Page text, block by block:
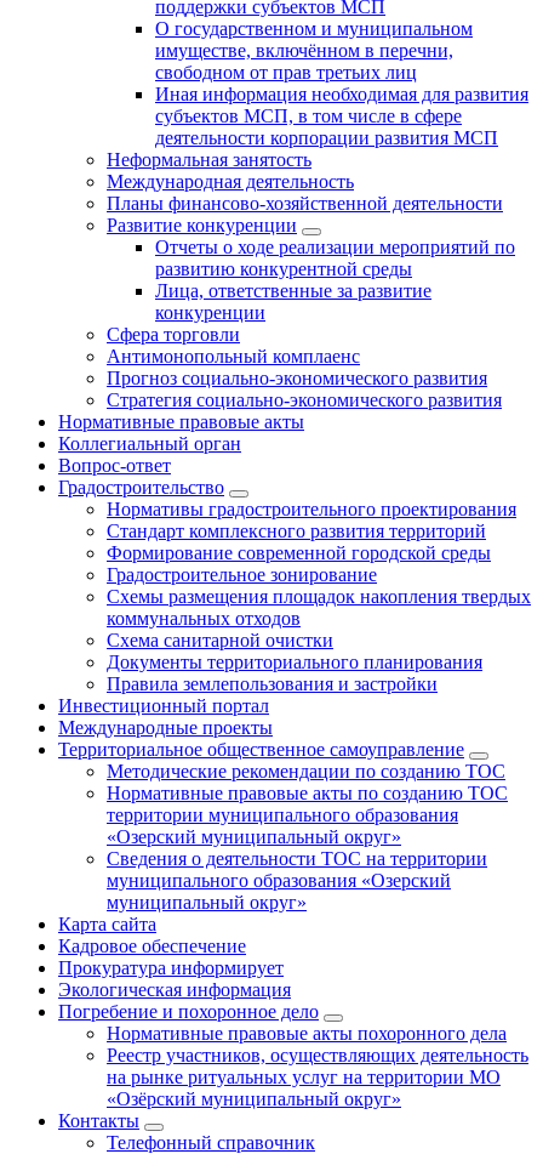
поддержки субъектов МСП
О государственном и муниципальном
имуществе, включённом в перечни,
свободном от прав третьих лиц
Иная информация необходимая для развития
субъектов МСП, в том числе в сфере
деятельности корпорации развития МСП
Неформальная занятость
Международная деятельность
Планы финансово-хозяйственной деятельности
Развитие конкуренции
Отчеты о ходе реализации мероприятий по
развитию конкурентной среды
Лица, ответственные за развитие
конкуренции
Сфера торговли
Антимонопольный комплаенс
Прогноз социально-экономического развития
Стратегия социально-экономического развития
Нормативные правовые акты
Коллегиальный орган
Вопрос-ответ
Градостроительство
Нормативы градостроительного проектирования
Стандарт комплексного развития территорий
Формирование современной городской среды
Градостроительное зонирование
Схемы размещения площадок накопления твердых
коммунальных отходов
Схема санитарной очистки
Документы территориального планирования
Правила землепользования и застройки
Инвестиционный портал
Международные проекты
Территориальное общественное самоуправление
Методические рекомендации по созданию ТОС
Нормативные правовые акты по созданию ТОС
территории муниципального образования
«Озерский муниципальный округ»
Сведения о деятельности ТОС на территории
муниципального образования «Озерский
муниципальный округ»
Карта сайта
Кадровое обеспечение
Прокуратура информирует
Экологическая информация
Погребение и похоронное дело
Нормативные правовые акты похоронного дела
Реестр участников, осуществляющих деятельность
на рынке ритуальных услуг на территории МО
«Озёрский муниципальный округ»
Контакты
Телефонный справочник